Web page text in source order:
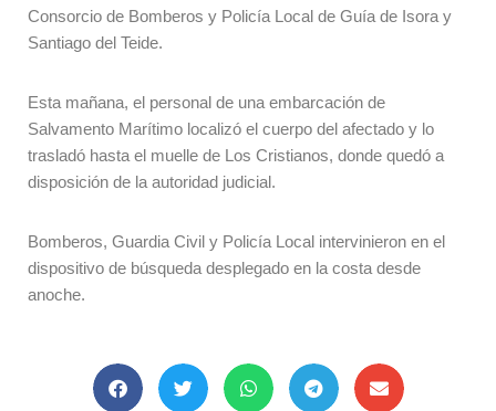
Consorcio de Bomberos y Policía Local de Guía de Isora y
Santiago del Teide.
Esta mañana, el personal de una embarcación de
Salvamento Marítimo localizó el cuerpo del afectado y lo
trasladó hasta el muelle de Los Cristianos, donde quedó a
disposición de la autoridad judicial.
Bomberos, Guardia Civil y Policía Local intervinieron en el
dispositivo de búsqueda desplegado en la costa desde
anoche.